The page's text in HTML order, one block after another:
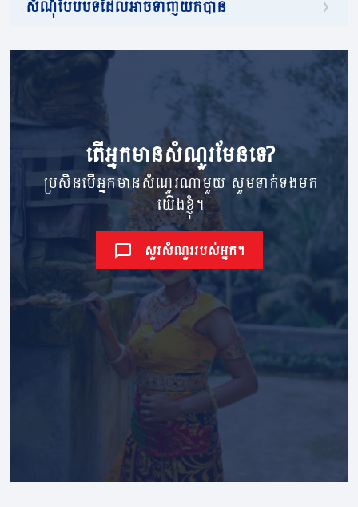
សំណុំបែបបទដែលអាចទាញយកបាន
តើ​អ្នក​មាន​សំណួរ​មែនទេ?
ប្រសិនបើអ្នកមានសំណួរណាមួយ សូមទាក់ទងមក
យើងខ្ញុំ។
សួរសំណួររបស់អ្នក។